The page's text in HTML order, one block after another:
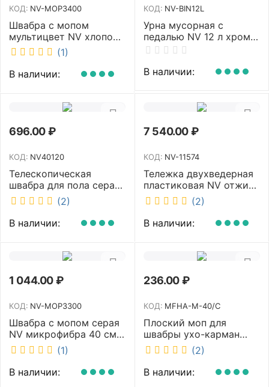
КОД: NV-MOP3400
Швабра с мопом
мультицвет NV хлопок
40 см NV-MOP3400
(1)
В наличии:
КОД: NV-BIN12L
Урна мусорная с
педалью NV 12 л хром
NV-BIN12L
В наличии:
696.00₽
КОД: NV40120
Телескопическая
швабра для пола серая
NV микрофибра 42 см
NV40120
(2)
В наличии:
7 540.00₽
КОД: NV-11574
Тележка двухведерная
пластиковая NV отжим
2х23л NV-11574
(2)
В наличии:
1 044.00₽
КОД: NV-MOP3300
Швабра с мопом серая
NV микрофибра 40 см
NV-MOP3300
(1)
В наличии:
236.00₽
КОД: MFHA-M-40/C
Плоский моп для
швабры ухо-карман
белый 40 см NV MFHA-
M-40/C
(2)
В наличии: